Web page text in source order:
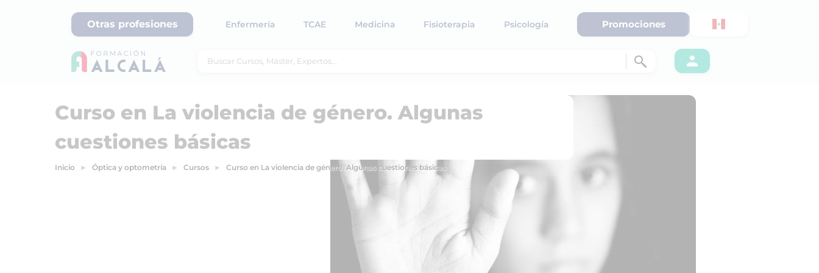
Otras profesiones Enfermería TCAE Medicina Fisioterapia Psicología Promociones
Curso en La violencia de género. Algunas
cuestiones básicas
Inicio Óptica y optometría Cursos Curso en La violencia de género. Algunas cuestiones básicas